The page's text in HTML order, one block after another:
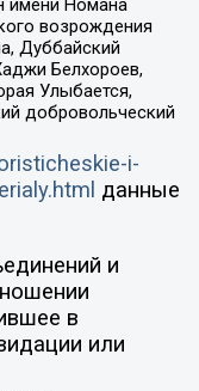
имени Номана
возрождения
Дуббайский
Белхороев,
Улыбается,
добровольческий
i-
данные
и
в
или